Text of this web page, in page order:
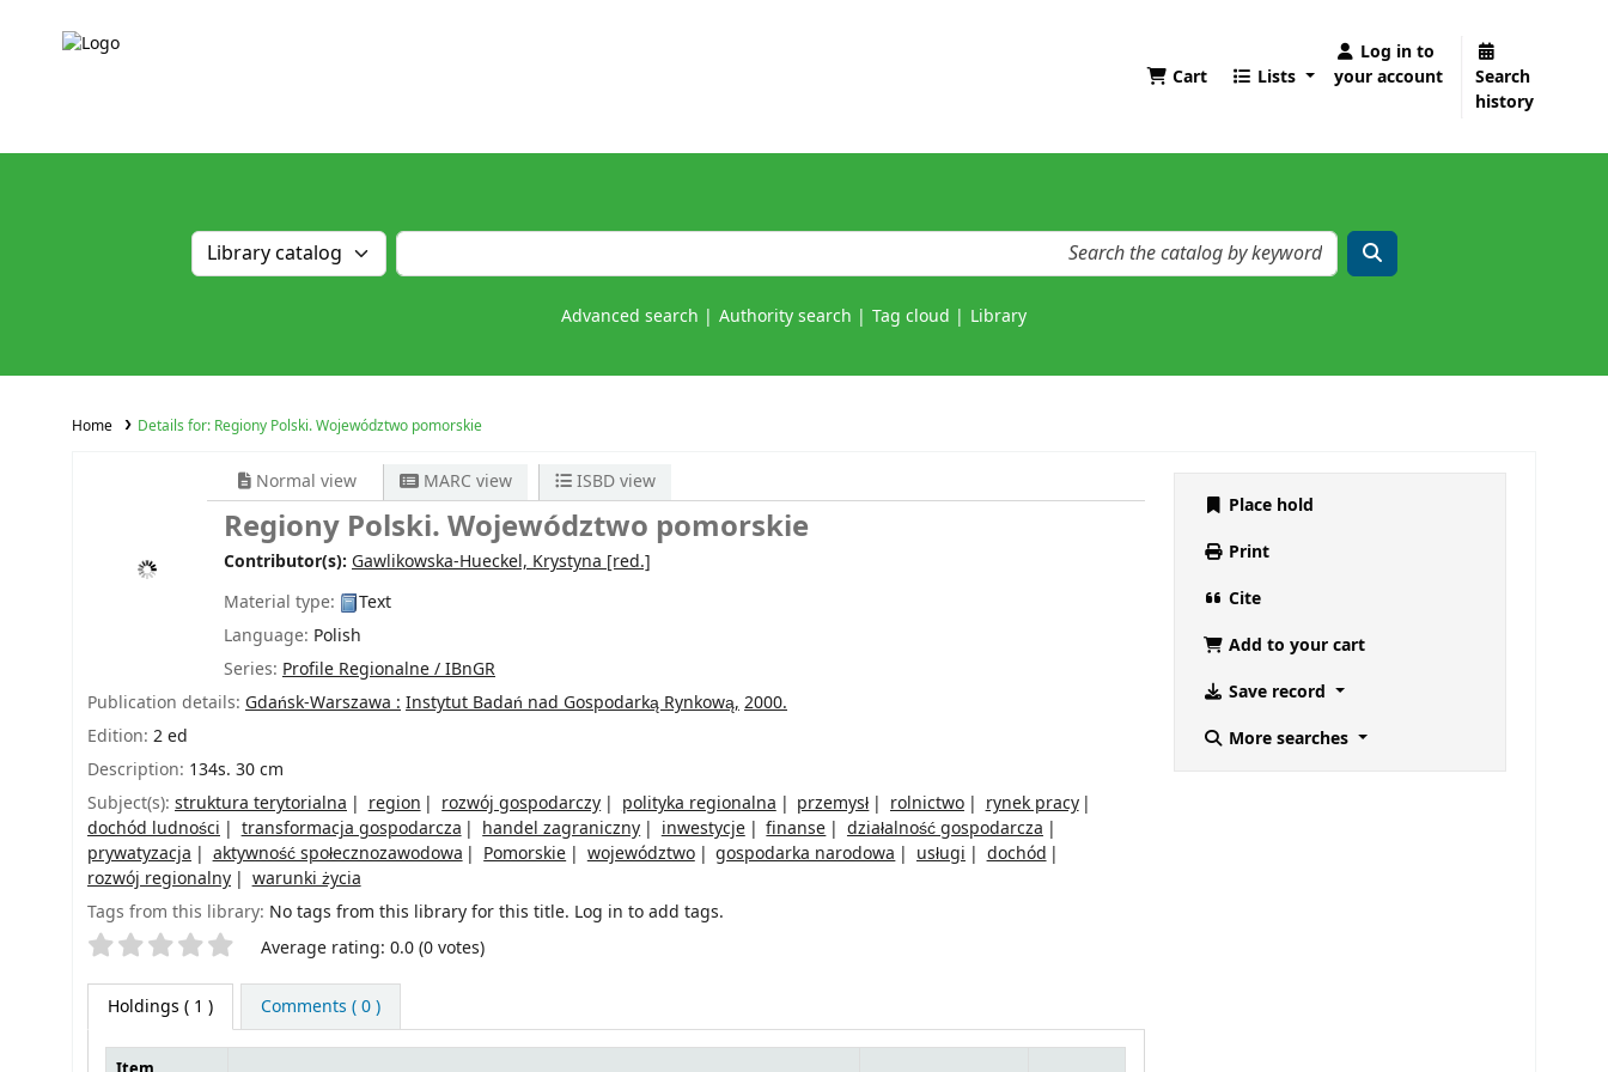
Cart Lists
Log in to
your account
Search
history
Advanced search Authority search Tag cloud Library
Home Details for: Regiony Polski. Województwo pomorskie
Normal view MARC view ISBD view
Regiony Polski. Województwo pomorskie
Contributor(s): Gawlikowska-Hueckel, Krystyna [red.]
Material type:
Text
Language: Polish
Series: Profile Regionalne / IBnGR
Publication details: Gdańsk-Warszawa : Instytut Badań nad Gospodarką Rynkową, 2000.
Edition: 2 ed
Description: 134s. 30 cm
Subject(s): struktura terytorialna region rozwój gospodarczy polityka regionalna przemysł rolnictwo
rynek pracy
dochód ludności
transformacja gospodarcza handel zagraniczny inwestycje finanse
działalność gospodarcza
prywatyzacja
aktywność społecznozawodowa Pomorskie województwo gospodarka narodowa usługi
dochód
rozwój regionalny
warunki życia
Tags from this library: No tags from this library for this title. Log in to add tags.
Star ratings Average rating: 0.0 (0 votes)
Holdings ( 1 ) Comments ( 0 )
Place hold
Print
Cite
Add to your cart
Save record
More searches